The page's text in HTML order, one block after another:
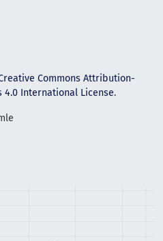
Commons Attribution-
4.0 International License.